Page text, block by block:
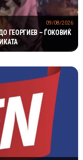
ГЕОРГИЕВ – ЃОКОВИЌ
09/08/2026